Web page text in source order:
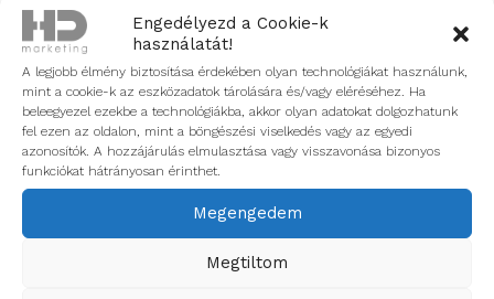
Engedélyezd a Cookie-k
használatát!
A legjobb élmény biztosítása érdekében olyan technológiákat használunk,
mint a cookie-k az eszközadatok tárolására és/vagy eléréséhez. Ha
beleegyezel ezekbe a technológiákba, akkor olyan adatokat dolgozhatunk
fel ezen az oldalon, mint a böngészési viselkedés vagy az egyedi
azonosítók. A hozzájárulás elmulasztása vagy visszavonása bizonyos
funkciókat hátrányosan érinthet.
Megengedem
Megtiltom
tartalmaikat és kampányaikat erre az új keresési
környezetre.
A HD marketingnél hiszünk abban, hogy az AI-korszak
nyertesei azok a márkák lesznek, amelyek szakértői tudást,
releváns válaszokat és jól felépített digitális élményt
kínálnak a felhasználóknak.
Tanácsadónk véleménye